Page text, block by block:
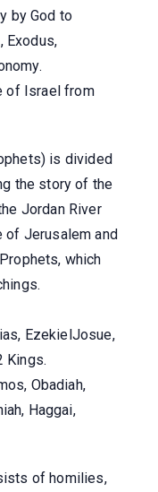
by God to
Exodus,
of Israel from
is divided
the story of the
Jordan River
of Jerusalem and
which
EzekielJosue,
Kings.
Obadiah,
Haggai,
of homilies,